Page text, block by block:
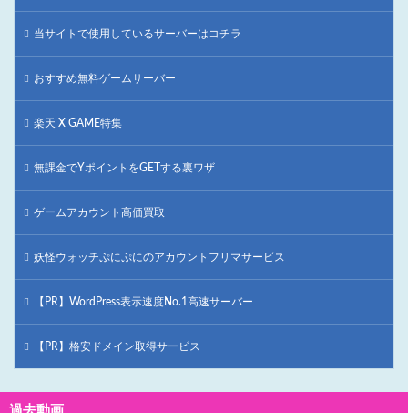
当サイトで使用しているサーバーはコチラ
おすすめ無料ゲームサーバー
楽天 X GAME特集
無課金でYポイントをGETする裏ワザ
ゲームアカウント高価買取
妖怪ウォッチぷにぷにのアカウントフリマサービス
【PR】WordPress表示速度No.1高速サーバー
【PR】格安ドメイン取得サービス